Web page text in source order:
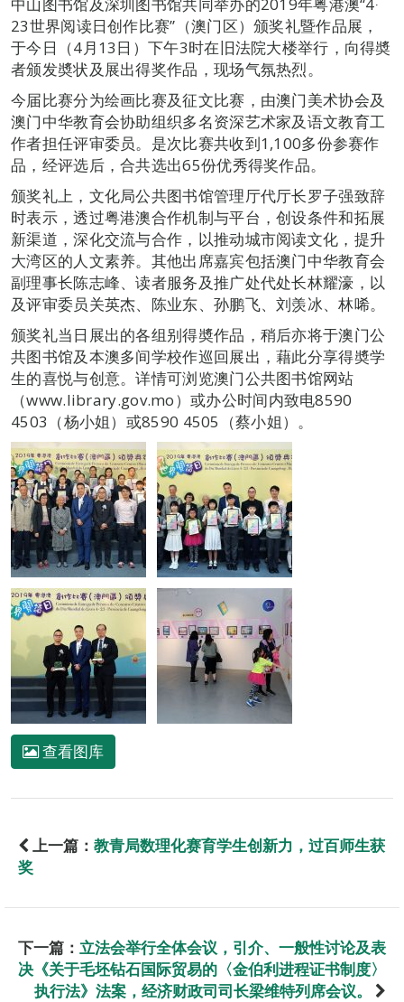
23世界阅读日创作比赛”（澳门区）颁奖礼暨作品展，
于今日（4月13日）下午3时在旧法院大楼举行，向得奬
者颁发奬状及展出得奖作品，现场气氛热烈。
今届比赛分为绘画比赛及征文比赛，由澳门美术协会及
澳门中华教育会协助组织多名资深艺术家及语文教育工
作者担任评审委员。是次比赛共收到1,100多份参赛作
品，经评选后，合共选出65份优秀得奖作品。
颁奖礼上，文化局公共图书馆管理厅代厅长罗子强致辞
时表示，透过粤港澳合作机制与平台，创设条件和拓展
新渠道，深化交流与合作，以推动城市阅读文化，提升
大湾区的人文素养。其他出席嘉宾包括澳门中华教育会
副理事长陈志峰、读者服务及推广处代处长林耀濠，以
及评审委员关英杰、陈业东、孙鹏飞、刘羡冰、林唏。
颁奖礼当日展出的各组别得奬作品，稍后亦将于澳门公
共图书馆及本澳多间学校作巡回展出，藉此分享得奬学
生的喜悦与创意。详情可浏览澳门公共图书馆网站
（www.library.gov.mo）或办公时间内致电8590
4503（杨小姐）或8590 4505（蔡小姐）。
查看图库
上一篇： 教青局数理化赛育学生创新力，过百师生获
奖
下一篇： 立法会举行全体会议，引介、一般性讨论及表
决《关于毛坯钻石国际贸易的〈金伯利进程证书制度〉
执行法》法案，经济财政司司长梁维特列席会议。